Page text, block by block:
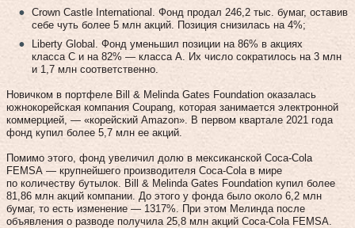
Crown Castle International. Фонд продал 246,2 тыс. бумаг, оставив
себе чуть более 5 млн акций. Позиция снизилась на 4%;
Liberty Global. Фонд уменьшил позиции на 86% в акциях
класса C и на 82% — класса A. Их число сократилось на 3 млн
и 1,7 млн соответственно.
Новичком в портфеле Bill & Melinda Gates Foundation оказалась
южнокорейская компания Coupang, которая занимается электронной
коммерцией, — «корейский Amazon». В первом квартале 2021 года
фонд купил более 5,7 млн ее акций.
Помимо этого, фонд увеличил долю в мексиканской Coca-Cola
FEMSA — крупнейшего производителя Coca-Cola в мире
по количеству бутылок. Bill & Melinda Gates Foundation купил более
81,86 млн акций компании. До этого у фонда было около 6,2 млн
бумаг, то есть изменение — 1317%. При этом Мелинда после
объявления о разводе получила 25,8 млн акций Coca-Cola FEMSA.